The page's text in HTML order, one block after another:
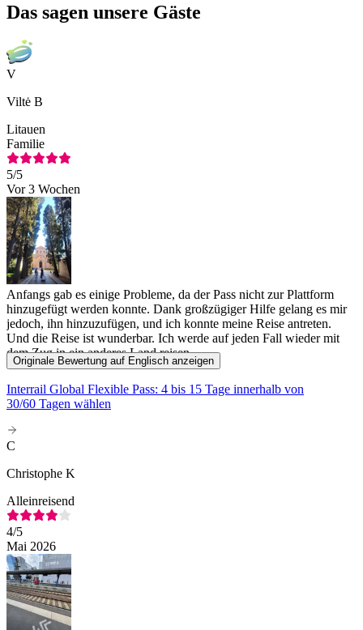
Das sagen unsere Gäste
V
Viltė B
Litauen
Familie
5/5
Vor 3 Wochen
Anfangs gab es einige Probleme, da der Pass nicht zur Plattform
hinzugefügt werden konnte. Dank großzügiger Hilfe gelang es mir
jedoch, ihn hinzuzufügen, und ich konnte meine Reise antreten.
Und die Reise ist wunderbar. Ich werde auf jeden Fall wieder mit
dem Zug in ein anderes Land reisen.
Originale Bewertung auf Englisch anzeigen
Interrail Global Flexible Pass: 4 bis 15 Tage innerhalb von
30/60 Tagen wählen
C
Christophe K
Alleinreisend
4/5
Mai 2026